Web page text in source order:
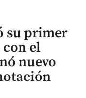
su primer
el
nuevo